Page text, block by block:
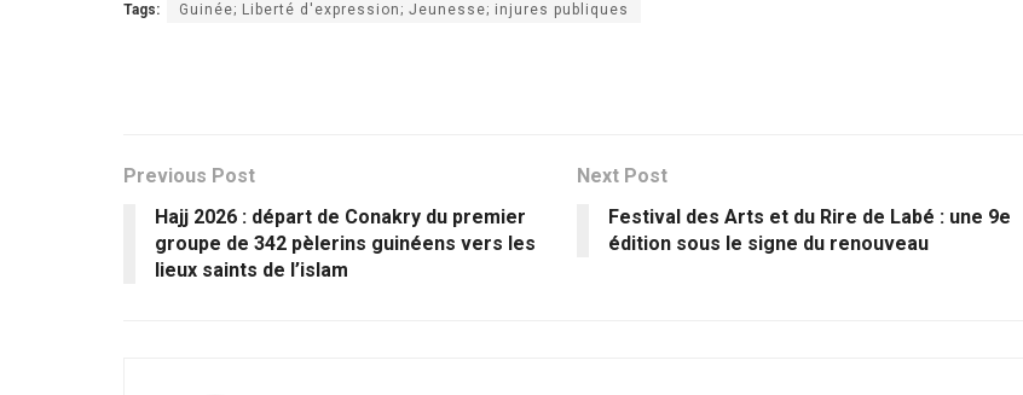
Tags: Guinée; Liberté d'expression; Jeunesse; injures publiques
Previous Post
Hajj 2026 : départ de Conakry du premier
groupe de 342 pèlerins guinéens vers les
lieux saints de l’islam
Next Post
Festival des Arts et du Rire de Labé : une 9e
édition sous le signe du renouveau